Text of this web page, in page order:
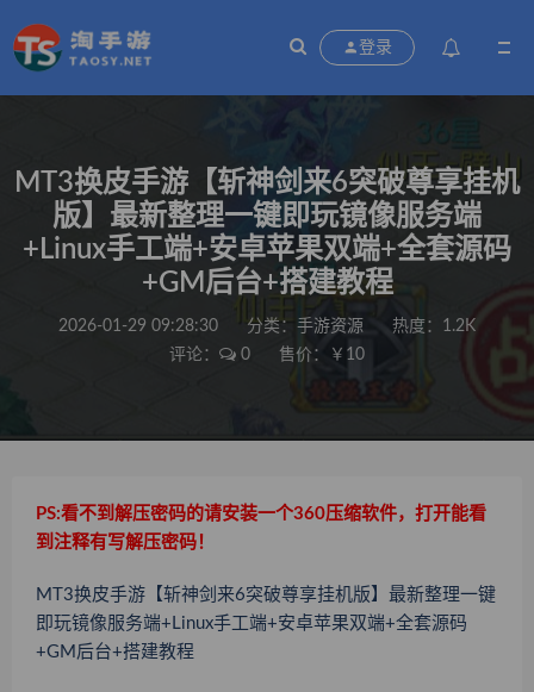
登录
MT3换皮手游【斩神剑来6突破尊享挂机
版】最新整理一键即玩镜像服务端
+Linux手工端+安卓苹果双端+全套源码
+GM后台+搭建教程
2026-01-29 09:28:30 分类： 手游资源
热度：1.2K
评论：
0 售价：￥10
PS:看不到解压密码的请安装一个360压缩软件，打开能看
到注释有写解压密码！
MT3换皮手游【斩神剑来6突破尊享挂机版】最新整理一键
即玩镜像服务端+Linux手工端+安卓苹果双端+全套源码
+GM后台+搭建教程